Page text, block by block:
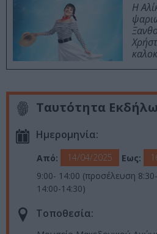
Η
Ταυτότητα
Ημερομηνία:
Από: 14/04/2025 Εως:
9:00- 14:00 (προσέλευση
14:00-14:30)
Τοποθεσία: